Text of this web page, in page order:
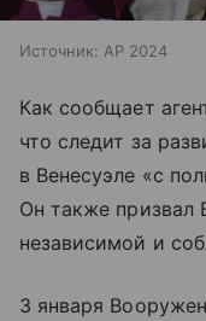
Источник: AP 2024
Как сообщает
что следит за
в Венесуэле «с
Он также призвал
независимой и
3 января